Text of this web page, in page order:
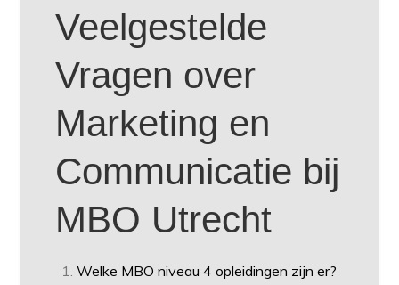
Veelgestelde
Vragen over
Marketing en
Communicatie bij
MBO Utrecht
Welke MBO niveau 4 opleidingen zijn er?